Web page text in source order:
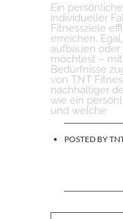
Ein
individueller
Fitnessziele
erreichen.
aufbauen oder
möchtest –
Bedürfnisse
von TNT
nachhaltiger
wie ein
und welche
POSTED BY